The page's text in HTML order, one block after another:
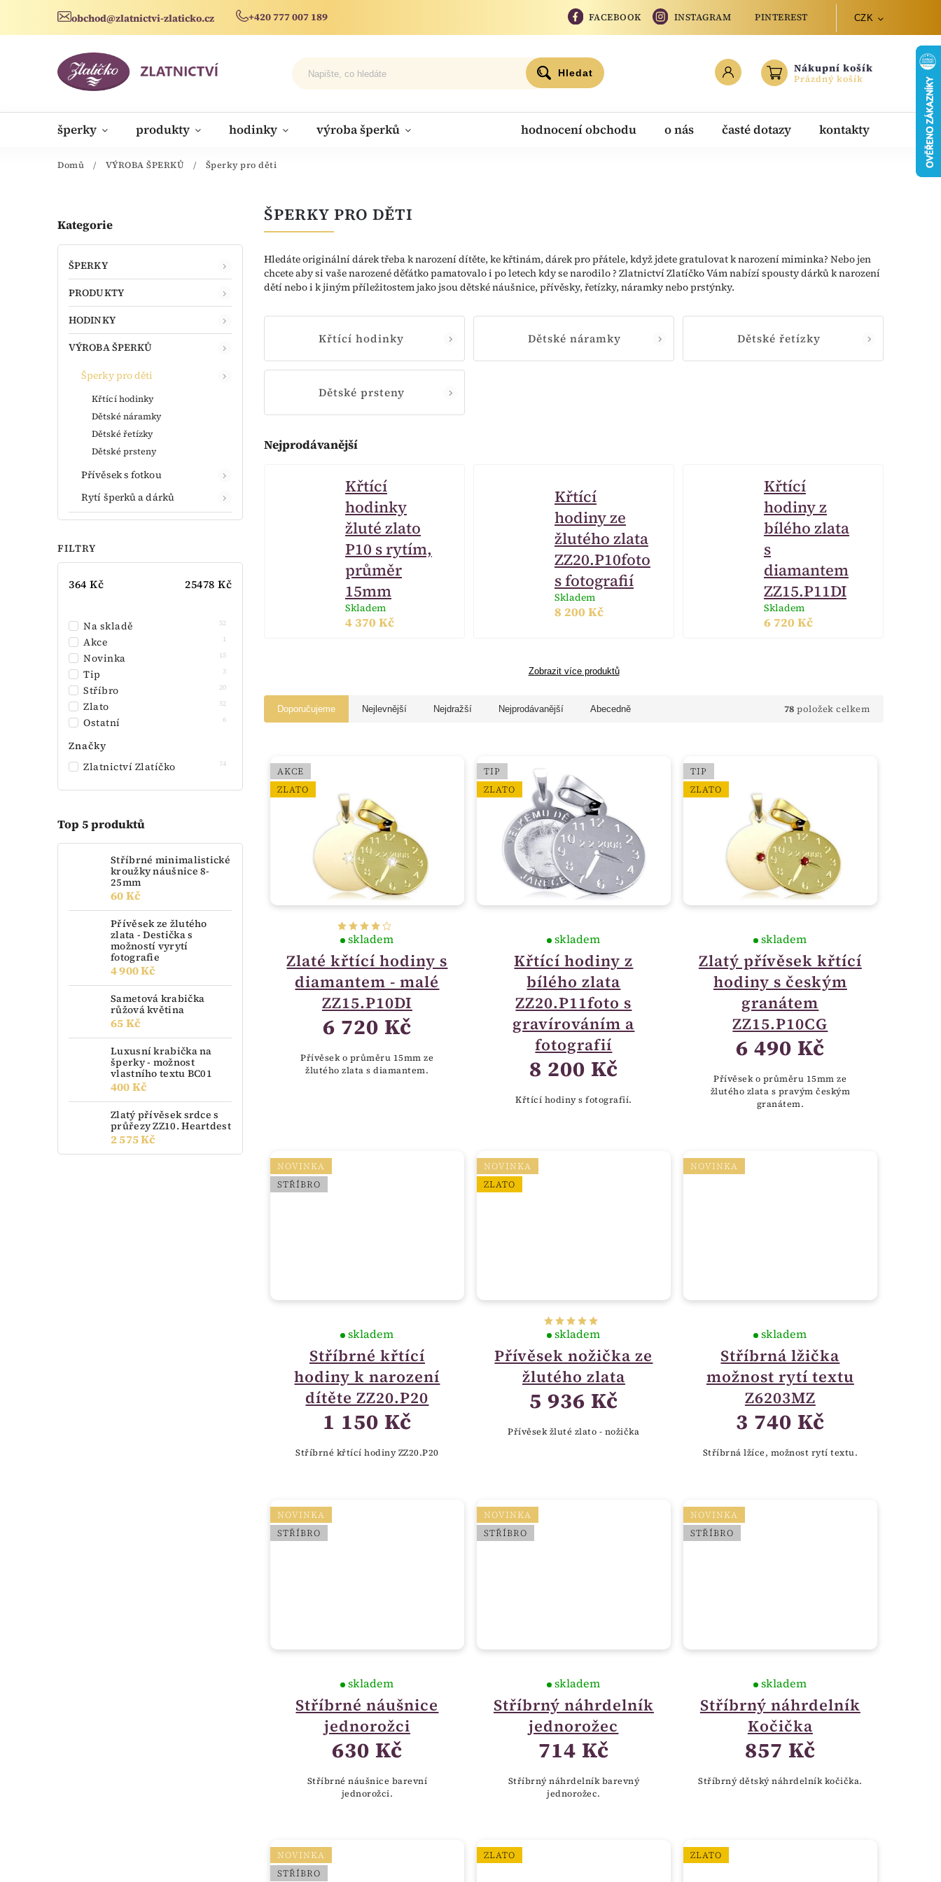
obchod@zlatnictvi-zlaticko.cz +420 777 007 189 FACEBOOK INSTAGRAM PINTEREST CZK
Hledat Nákupní košík
Prázdný košík
šperky produkty hodinky výroba šperků hodnocení obchodu o nás časté dotazy kontakty
novinky
Domů / VÝROBA ŠPERKŮ / Šperky pro děti
Kategorie
ŠPERKY
PRODUKTY
HODINKY
VÝROBA ŠPERKŮ
Šperky pro děti
Křtící hodinky
Dětské náramky
Dětské řetízky
Dětské prsteny
Přívěsek s fotkou
Rytí šperků a dárků
FILTRY
364 Kč 25478 Kč
Na skladě 52
Akce 1
Novinka 15
Tip 3
Stříbro 20
Zlato 52
Ostatní 6
Značky
Zlatnictví Zlatíčko
74
Top 5 produktů
Stříbrné minimalistické
kroužky náušnice 8-
25mm
60 Kč
Přívěsek ze žlutého
zlata - Destička s
možností vyrytí
fotografie
4 900 Kč
Sametová krabička
růžová květina
65 Kč
Luxusní krabička na
šperky - možnost
vlastního textu BC01
400 Kč
Zlatý přívěsek srdce s
průřezy ZZ10. Heartdest
2 575 Kč
ŠPERKY PRO DĚTI
Hledáte originální dárek třeba k narození dítěte, ke křtinám, dárek pro přátele, když jdete gratulovat k narození miminka? Nebo jen
chcete aby si vaše narozené děťátko pamatovalo i po letech kdy se narodilo ? Zlatnictví Zlatíčko Vám nabízí spousty dárků k narození
dětí nebo i k jiným příležitostem jako jsou dětské náušnice, přívěsky, řetízky, náramky nebo prstýnky.
Křtící hodinky Dětské náramky Dětské řetízky
Dětské prsteny
Nejprodávanější
Křtící
hodinky
žluté zlato
P10 s rytím,
průměr
15mm
Skladem
4 370 Kč
Křtící
hodiny ze
žlutého zlata
ZZ20.P10foto
s fotografií
Skladem
8 200 Kč
Křtící
hodiny z
bílého zlata
s
diamantem
ZZ15.P11DI
Skladem
6 720 Kč
Zobrazit více produktů
Doporučujeme Nejlevnější Nejdražší Nejprodávanější Abecedně 78 položek celkem
AKCE
ZLATO
Zlaté křtící hodiny s
diamantem - malé
ZZ15.P10DI
skladem
6 720 Kč
Přívěsek o průměru 15mm ze
žlutého zlata s diamantem.
TIP
ZLATO
Křtící hodiny z
bílého zlata
ZZ20.P11foto s
gravírováním a
fotografií
skladem
8 200 Kč
Křtící hodiny s fotografií.
TIP
ZLATO
Zlatý přívěsek křtící
hodiny s českým
granátem
ZZ15.P10CG
skladem
6 490 Kč
Přívěsek o průměru 15mm ze
žlutého zlata s pravým českým
granátem.
NOVINKA
STŘÍBRO
Stříbrné křtící
hodiny k narození
dítěte ZZ20.P20
skladem
1 150 Kč
Stříbrné křtící hodiny ZZ20.P20
NOVINKA
ZLATO
Přívěsek nožička ze
žlutého zlata
skladem
5 936 Kč
Přívěsek žluté zlato - nožička
NOVINKA
Stříbrná lžička
možnost rytí textu
Z6203MZ
skladem
3 740 Kč
Stříbrná lžíce, možnost rytí textu.
NOVINKA
STŘÍBRO
Stříbrné náušnice
jednorožci
skladem
630 Kč
Stříbrné náušnice barevní
jednorožci.
NOVINKA
STŘÍBRO
Stříbrný náhrdelník
jednorožec
skladem
714 Kč
Stříbrný náhrdelník barevný
jednorožec.
NOVINKA
STŘÍBRO
Stříbrný náhrdelník
Kočička
skladem
857 Kč
Stříbrný dětský náhrdelník kočička.
NOVINKA
STŘÍBRO
ZLATO ZLATO